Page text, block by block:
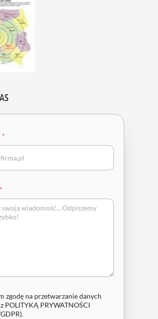
*
*
zgodę na przetwarzanie danych
POLITYKĄ PRYWATNOŚCI
.